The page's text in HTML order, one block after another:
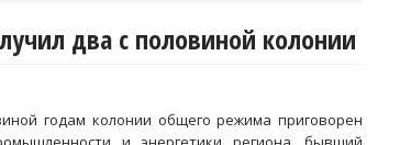
два с половиной колонии
годам колонии общего режима приговорен